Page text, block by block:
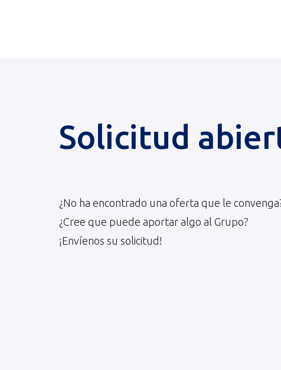
Solicitud
¿No ha encontrado una oferta que le
¿Cree que puede aportar algo al Grupo?
¡Envíenos su solicitud!